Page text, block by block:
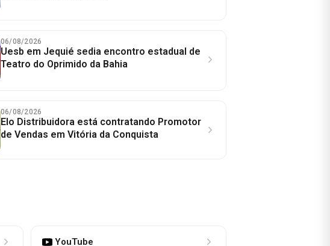
06/08/2026
Uesb em Jequié sedia encontro estadual de
Teatro do Oprimido da Bahia
06/08/2026
Elo Distribuidora está contratando Promotor
de Vendas em Vitória da Conquista
YouTube